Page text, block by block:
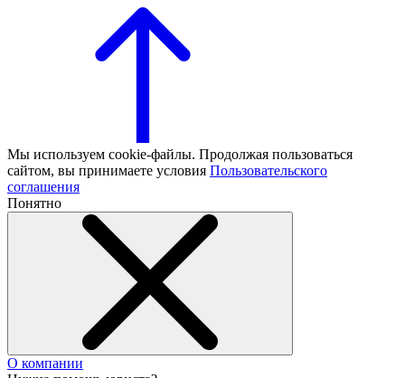
Мы используем cookie-файлы. Продолжая пользоваться
сайтом, вы принимаете условия Пользовательского
соглашения
Понятно
О компании